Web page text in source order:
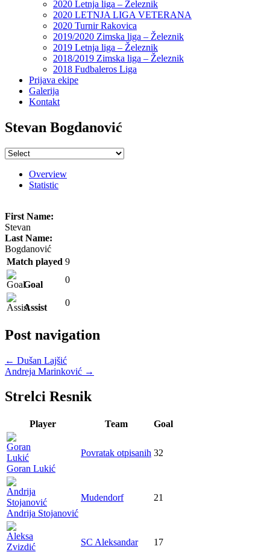
2020 Letnja liga – Železnik
2020 LETNJA LIGA VETERANA
2020 Turnir Rakovica
2019/2020 Zimska liga – Železnik
2019 Letnja liga – Železnik
2018/2019 Zimska liga – Železnik
2018 Fudbaleros Liga
Prijava ekipe
Galerija
Kontakt
Stevan Bogdanović
Overview
Statistic
First Name:
Stevan
Last Name:
Bogdanović
Match played 9
Goal 0
Assist 0
Post navigation
← Dušan Lajšić
Andreja Marinković →
Strelci Resnik
Player Team Goal
Goran Lukić
Povratak otpisanih 32
Andrija Stojanović
Mudendorf 21
SC Aleksandar 17